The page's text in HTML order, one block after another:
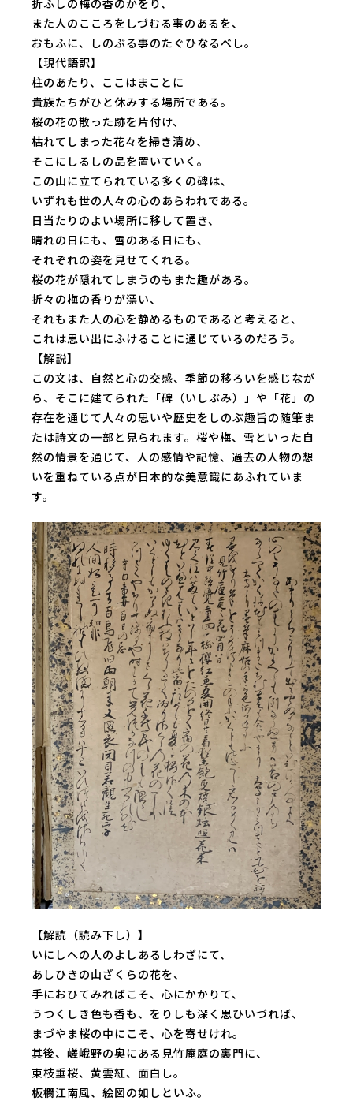
折ふしの梅の香のかをり、
また人のこころをしづむる事のあるを、
おもふに、しのぶる事のたぐひなるべし。
【現代語訳】
柱のあたり、ここはまことに
貴族たちがひと休みする場所である。
桜の花の散った跡を片付け、
枯れてしまった花々を掃き清め、
そこにしるしの品を置いていく。
この山に立てられている多くの碑は、
いずれも世の人々の心のあらわれである。
日当たりのよい場所に移して置き、
晴れの日にも、雪のある日にも、
それぞれの姿を見せてくれる。
桜の花が隠れてしまうのもまた趣がある。
折々の梅の香りが漂い、
それもまた人の心を静めるものであると考えると、
これは思い出にふけることに通じているのだろう。
【解説】
この文は、自然と心の交感、季節の移ろいを感じなが
ら、そこに建てられた「碑（いしぶみ）」や「花」の
存在を通じて人々の思いや歴史をしのぶ趣旨の随筆ま
たは詩文の一部と見られます。桜や梅、雪といった自
然の情景を通じて、人の感情や記憶、過去の人物の想
いを重ねている点が日本的な美意識にあふれていま
す。
【解読（読み下し）】
いにしへの人のよしあるしわざにて、
あしひきの山ざくらの花を、
手におひてみればこそ、心にかかりて、
うつくしき色も香も、をりしも深く思ひいづれば、
まづやま桜の中にこそ、心を寄せけれ。
其後、嵯峨野の奥にある見竹庵庭の裏門に、
東枝垂桜、黄雲紅、面白し。
板欄江南風、絵図の如しといふ。